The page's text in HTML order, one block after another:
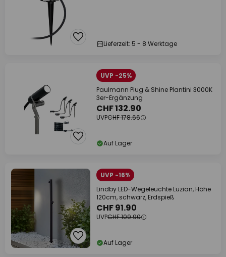
Lieferzeit: 5 - 8 Werktage
UVP -25%
Paulmann Plug & Shine Plantini 3000K
3er-Ergänzung
CHF 132.90
UVPCHF 178.66
Auf Lager
UVP -16%
Lindby LED-Wegeleuchte Luzian, Höhe
120cm, schwarz, Erdspieß
CHF 91.90
UVPCHF 109.90
Auf Lager